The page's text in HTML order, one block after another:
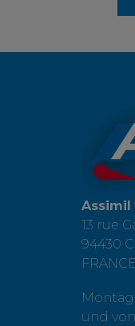
Assimil
13 rue
94430
FRANCE
Montag
und von